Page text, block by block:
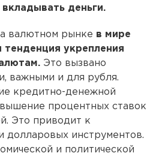
деньги.
валютном рынке в мире
тенденция укрепления
Это вызвано
важными и для рубля.
кредитно-денежной
процентных ставок
Это приводит к
долларовых инструментов.
и политической